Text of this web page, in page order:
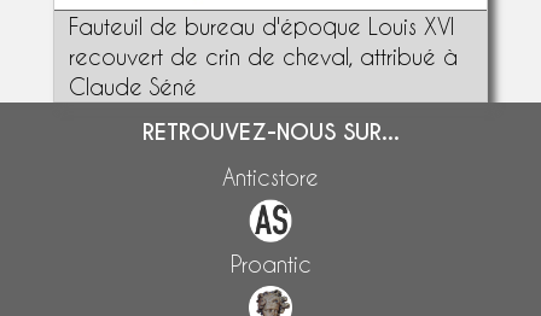
Fauteuil de bureau d'époque Louis XVI
recouvert de crin de cheval, attribué à
Claude Séné
RETROUVEZ-NOUS SUR...
Anticstore
Proantic